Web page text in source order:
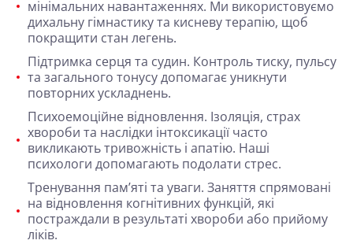
мінімальних навантаженнях. Ми використовуємо
дихальну гімнастику та кисневу терапію, щоб
покращити стан легень.
Підтримка серця та судин. Контроль тиску, пульсу
та загального тонусу допомагає уникнути
повторних ускладнень.
Психоемоційне відновлення. Ізоляція, страх
хвороби та наслідки інтоксикації часто
викликають тривожність і апатію. Наші
психологи допомагають подолати стрес.
Тренування пам’яті та уваги. Заняття спрямовані
на відновлення когнітивних функцій, які
постраждали в результаті хвороби або прийому
ліків.